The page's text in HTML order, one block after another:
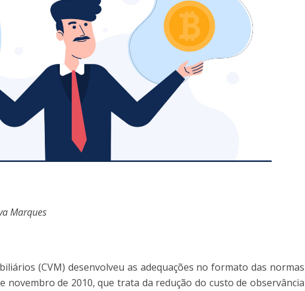
Marques
(CVM) desenvolveu as adequações no formato das normas
novembro de 2010, que trata da redução do custo de observância